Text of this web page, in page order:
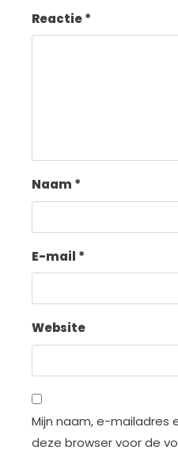
Reactie*
Naam *
E-mail *
Website
Mijn naam, e-mailadres
deze browser voor de